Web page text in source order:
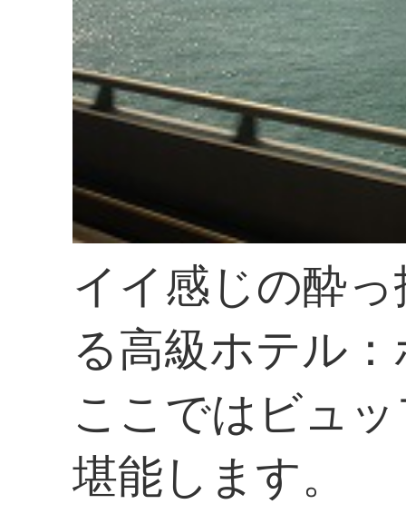
イイ感じの酔
る高級ホテル
ここではビュ
堪能します。